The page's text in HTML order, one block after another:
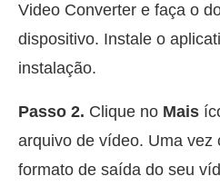
Video Converter e faça o
dispositivo. Instale o
instalação.
Passo 2. Clique no Mais
arquivo de vídeo. Uma vez
formato de saída do seu